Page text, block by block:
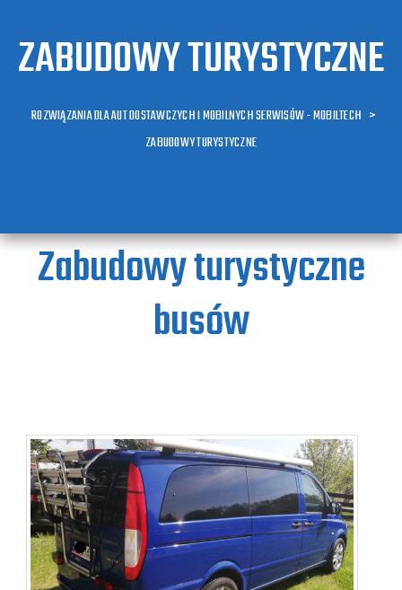
ZABUDOWY TURYSTYCZNE
ROZWIĄZANIA DLA AUT DOSTAWCZYCH I MOBILNYCH SERWISÓW - MOBILTECH >
ZABUDOWY TURYSTYCZNE
Zabudowy turystyczne
busów